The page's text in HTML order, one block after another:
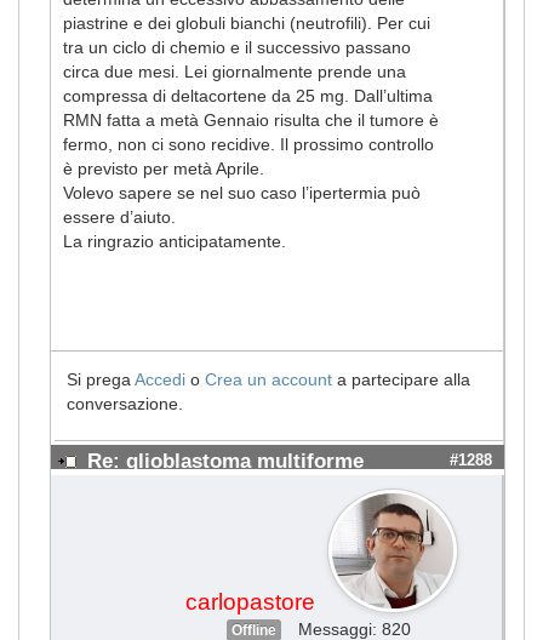
piastrine e dei globuli bianchi (neutrofili). Per cui
tra un ciclo di chemio e il successivo passano
circa due mesi. Lei giornalmente prende una
compressa di deltacortene da 25 mg. Dall’ultima
RMN fatta a metà Gennaio risulta che il tumore è
fermo, non ci sono recidive. Il prossimo controllo
è previsto per metà Aprile.
Volevo sapere se nel suo caso l’ipertermia può
essere d’aiuto.
La ringrazio anticipatamente.
Si prega Accedi o Crea un account a partecipare alla
conversazione.
Re: glioblastoma multiforme #1288
carlopastore
Offline
Messaggi: 820